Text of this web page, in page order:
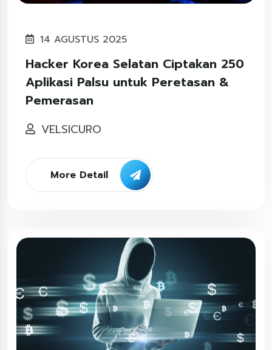
14 AGUSTUS 2025
Hacker Korea Selatan Ciptakan 250
Aplikasi Palsu untuk Peretasan &
Pemerasan
VELSICURO
More Detail